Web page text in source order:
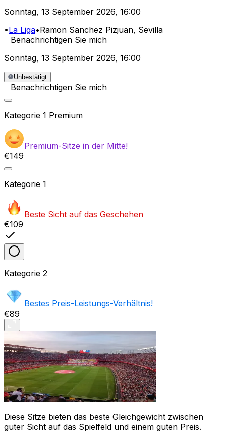
Sonntag, 13 September 2026, 16:00
•La Liga•Ramon Sanchez Pizjuan, Sevilla
Benachrichtigen Sie mich
Sonntag, 13 September 2026, 16:00
Unbestätigt
Benachrichtigen Sie mich
Kategorie 1 Premium
Premium-Sitze in der Mitte!
€149
Kategorie 1
Beste Sicht auf das Geschehen
€109
Kategorie 2
Bestes Preis-Leistungs-Verhältnis!
€89
Diese Sitze bieten das beste Gleichgewicht zwischen
guter Sicht auf das Spielfeld und einem guten Preis.